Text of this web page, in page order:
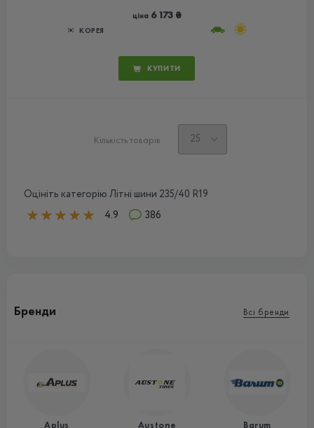
ціна6 173 ₴
КОРЕЯ
КУПИТИ
Кількість товарів
Оцініть категорію Літні шини 235/40 R19
4.9
386
Бренди Всі бренди
Aplus Austone Barum